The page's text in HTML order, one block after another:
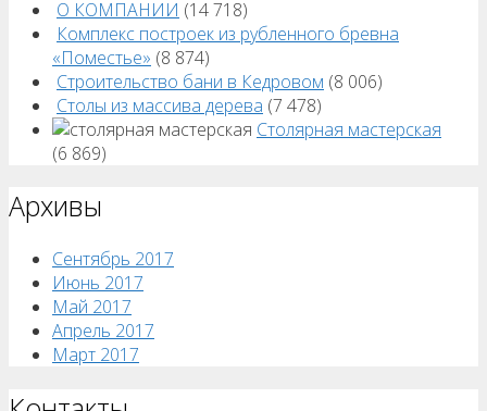
О КОМПАНИИ (14 718)
Комплекс построек из рубленного бревна
«Поместье» (8 874)
Строительство бани в Кедровом (8 006)
Столы из массива дерева (7 478)
Столярная мастерская
(6 869)
Архивы
Сентябрь 2017
Июнь 2017
Май 2017
Апрель 2017
Март 2017